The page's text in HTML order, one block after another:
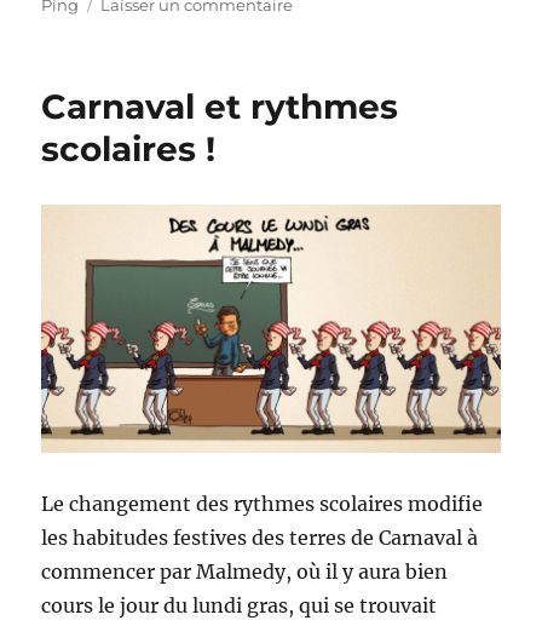
Ping Laisser un commentaire
Carnaval et rythmes
scolaires !
Le changement des rythmes scolaires modifie
les habitudes festives des terres de Carnaval à
commencer par Malmedy, où il y aura bien
cours le jour du lundi gras, qui se trouvait